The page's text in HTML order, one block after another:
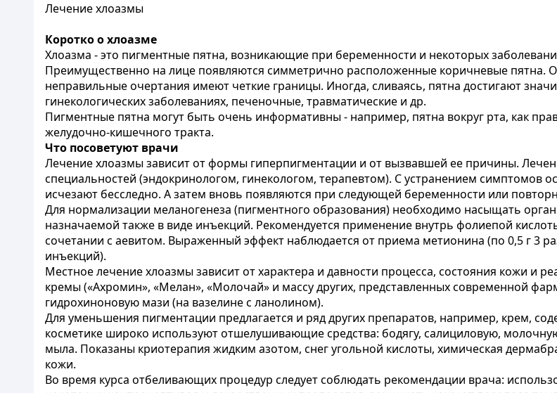
Лечение хлоазмы
Коротко о хлоазме
Хлоазма - это пигментные пятна, возникающие при беременности и некоторых
Преимущественно на лице появляются симметрично расположенные коричневые пятна.
неправильные очертания имеют четкие границы. Иногда, сливаясь, пятна достигают
гинекологических заболеваниях, печеночные, травматические и др.
Пигментные пятна могут быть очень информативны - например, пятна вокруг рта, как
желудочно-кишечного тракта.
Что посоветуют врачи
Лечение хлоазмы зависит от формы гиперпигментации и от вызвавшей ее причины.
специальностей (эндокринологом, гинекологом, терапевтом). С устранением симптомов
исчезают бесследно. А затем вновь появляются при следующей беременности или
Для нормализации меланогенеза (пигментного образования) необходимо насыщать
назначаемой также в виде инъекций. Рекомендуется применение внутрь фолиепой
сочетании с аевитом. Выраженный эффект наблюдается от приема метионина (по 0,5 г 3
инъекций).
Местное лечение хлоазмы зависит от характера и давности процесса, состояния кожи
кремы («Ахромин», «Мелан», «Молочай» и массу других, представленных современной
гидрохиноновую мази (на вазелине с ланолином).
Для уменьшения пигментации предлагается и ряд других препаратов, например, крем,
косметике широко используют отшелушивающие средства: бодягу, салициловую,
мыла. Показаны криотерапия жидким азотом, снег угольной кислоты, химическая
кожи.
Во время курса отбеливающих процедур следует соблюдать рекомендации врача: